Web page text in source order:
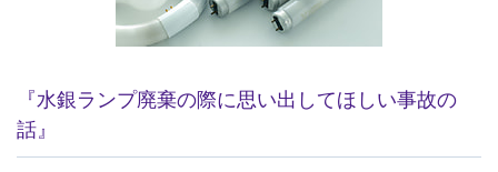
『水銀ランプ廃棄の際に思い出してほしい事故の
話』